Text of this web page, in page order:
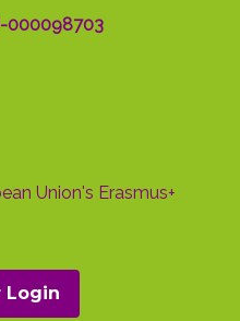
000098703
Login